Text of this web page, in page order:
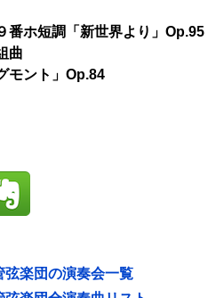
番ホ短調「新世界より」Op.95
曲
モント」Op.84
弦楽団の演奏会一覧